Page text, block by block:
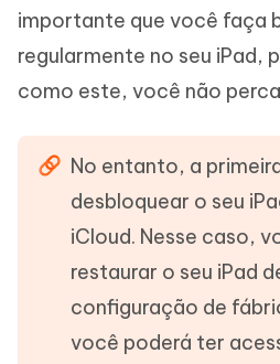
importante que você faça
regularmente no seu iPad,
como este, você não
No entanto, a
desbloquear o seu
iCloud. Nesse caso,
restaurar o seu iPad
configuração de
você poderá ter